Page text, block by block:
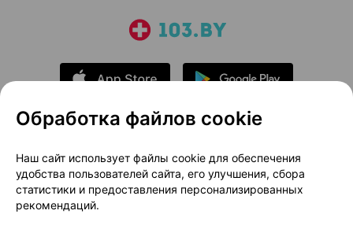
О проекте
Новости проекта
Размещение рекламы
Медицинский маркетинг
Публичный договор
Доставка
Обработка файлов cookie
Наш сайт использует файлы cookie для обеспечения
удобства пользователей сайта, его улучшения, сбора
статистики и предоставления персонализированных
рекомендаций.